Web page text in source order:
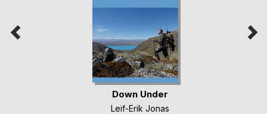
Down Under
Leif-Erik Jonas